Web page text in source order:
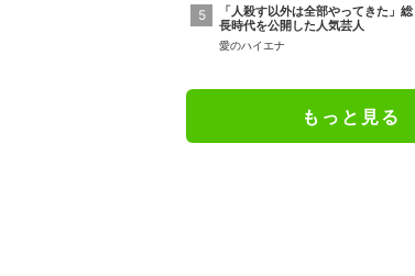
「人殺す以外は全部やってきた」総
長時代を公開した人気芸人
愛のハイエナ
もっと見る